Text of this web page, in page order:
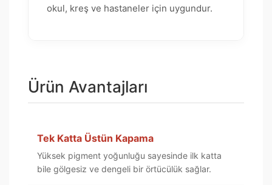
okul, kreş ve hastaneler için uygundur.
Ürün Avantajları
Tek Katta Üstün Kapama
Yüksek pigment yoğunluğu sayesinde ilk katta
bile gölgesiz ve dengeli bir örtücülük sağlar.